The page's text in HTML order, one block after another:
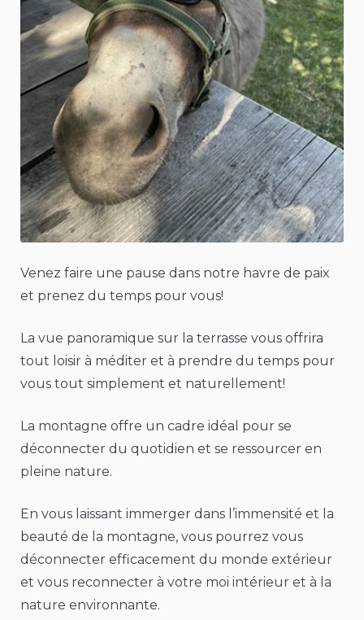
Venez faire une pause dans notre havre de paix
et prenez du temps pour vous!
La vue panoramique sur la terrasse vous offrira
tout loisir à méditer et à prendre du temps pour
vous tout simplement et naturellement!
La montagne offre un cadre idéal pour se
déconnecter du quotidien et se ressourcer en
pleine nature.
En vous laissant immerger dans l’immensité et la
beauté de la montagne, vous pourrez vous
déconnecter efficacement du monde extérieur
et vous reconnecter à votre moi intérieur et à la
nature environnante.